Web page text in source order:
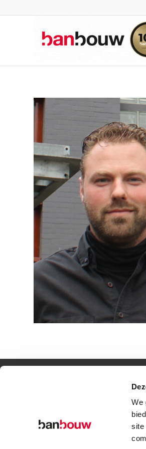
We
site
© Copyright – BanBouw | Onderdeel van